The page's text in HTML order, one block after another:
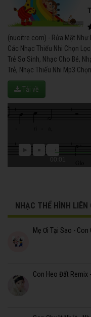
(nuoitre.com) - Rửa Mặt Như
Các Nhạc Thiếu Nhi Chọn
Trẻ Sơ Sinh, Nhạc Cho Bé,
Trẻ, Nhạc Thiếu Nhi Mp3
Tải về
00:01
NHẠC THỂ HÌNH LIÊN
Mẹ Ơi Tại Sao - Con
Con Heo Đất Remix